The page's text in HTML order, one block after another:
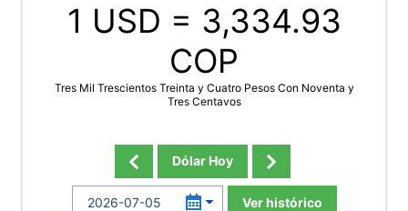
1 USD = 3,334.93
COP
Tres Mil Trescientos Treinta y Cuatro Pesos Con Noventa y
Tres Centavos
Dólar Hoy
Ver histórico